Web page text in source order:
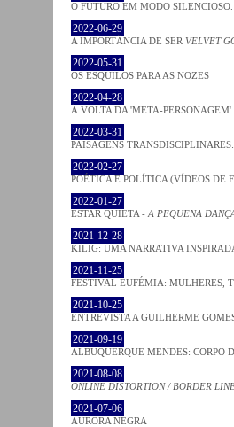
O FUTURO EM MODO
2022-06-29
A IMPORTÂNCIA DE SER VELVET
2022-05-31
OS ESQUILOS PARA AS NOZES
2022-04-28
À VOLTA DA 'META-PERSONAGEM'
2022-03-31
PAISAGENS
2022-02-27
POÉTICA E POLÍTICA (VÍDEOS DE
2022-01-27
ESTAR QUIETA - A PEQUENA
2021-12-28
KILIG: UMA NARRATIVA
2021-11-25
FESTIVAL EUFÉMIA: MULHERES,
2021-10-25
ENTREVISTA A GUILHERME
2021-09-19
ALBUQUERQUE MENDES: CORPO
2021-08-08
ONLINE DISTORTION / BORDER
2021-07-06
AURORA NEGRA